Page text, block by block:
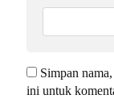
Simpan
ini untuk